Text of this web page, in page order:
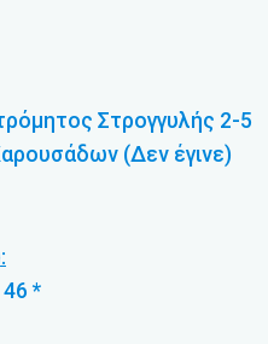
Στρογγυλής 2-5
(Δεν έγινε)
*